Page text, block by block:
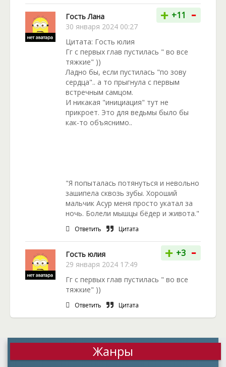
Гость Лана
30 января 2024 00:27
+ +11 -
Цитата: Гость юлия
Гг с первых глав пустилась " во все
тяжкие" ))
Ладно бы, если пустилась "по зову
сердца".. а то прыгнула с первым
встречным самцом.
И никакая "инициация" тут не
прикроет. Это для ведьмы было бы
как-то объяснимо..
"Я попыталась потянуться и невольно
зашипела сквозь зубы. Хороший
мальчик Асур меня просто укатал за
ночь. Болели мышцы бёдер и живота."
Ответить Цитата
Гость юлия
29 января 2024 17:49
+ +3 -
Гг с первых глав пустилась " во все
тяжкие" ))
Ответить Цитата
Жанры